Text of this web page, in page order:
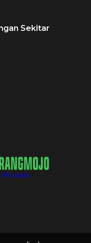
Sekitar